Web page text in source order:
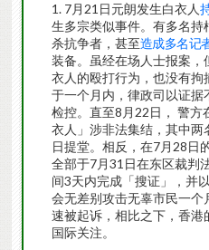
7月21日元朗发生白衣人
生多宗类似事件。有多名
杀抗争者，甚至造成多名记
装备。虽经在场人士报案，
衣人的殴打行为，也没有
于一个月内，律政司以证
检控。直至8月22日， 警方
衣人」涉非法集结，其中
日提堂。相反，在7月28日
全部于7月31日在东区裁判
间3天内完成「搜证」，并
会无差别攻击无辜市民一
速被起诉，相比之下，香
国际关注。